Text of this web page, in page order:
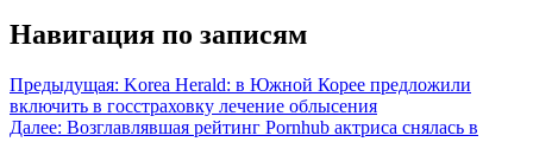
Навигация по записям
Предыдущая: Korea Herald: в Южной Корее предложили
включить в госстраховку лечение облысения
Далее: Возглавлявшая рейтинг Pornhub актриса снялась в